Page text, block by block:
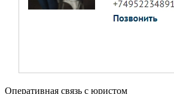
Оперативная связь с юристом